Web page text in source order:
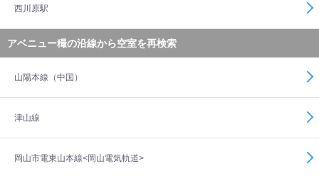
西川原駅
アベニュー穝の沿線から空室を再検索
山陽本線（中国）
津山線
岡山市電東山本線<岡山電気軌道>